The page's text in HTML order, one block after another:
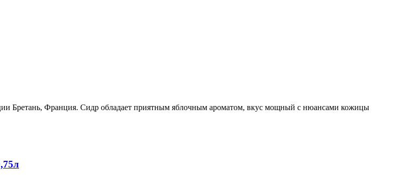
Бретань, Франция. Сидр обладает приятным яблочным ароматом, вкус мощный с нюансами кожицы